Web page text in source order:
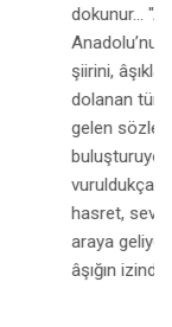
dokunur… "Âşıkların
Anadolu’nun ozan
şiirini, âşıkların
dolanan türkülerini ve
gelen sözlerini sizlerle
buluşturuyor. Sazın
vuruldukça, dertler
hasret, sevda, gurbet
araya geliyor. Her
âşığın izinden gidiyor,